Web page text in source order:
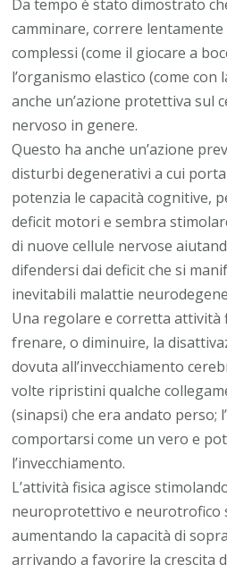
Da tempo è stato dimostrato
camminare, correre
complessi (come il giocare a
l’organismo elastico (come con
anche un’azione protettiva sul
nervoso in genere.
Questo ha anche un’azione
disturbi degenerativi a cui porta
potenzia le capacità cognitive,
deficit motori e sembra
di nuove cellule nervose
difendersi dai deficit che si
inevitabili malattie
Una regolare e corretta attività
frenare, o diminuire, la
dovuta all’invecchiamento
volte ripristini qualche
(sinapsi) che era andato perso;
comportarsi come un vero e
l’invecchiamento.
L’attività fisica agisce
neuroprotettivo e neurotrofico
aumentando la capacità di
arrivando a favorire la crescita